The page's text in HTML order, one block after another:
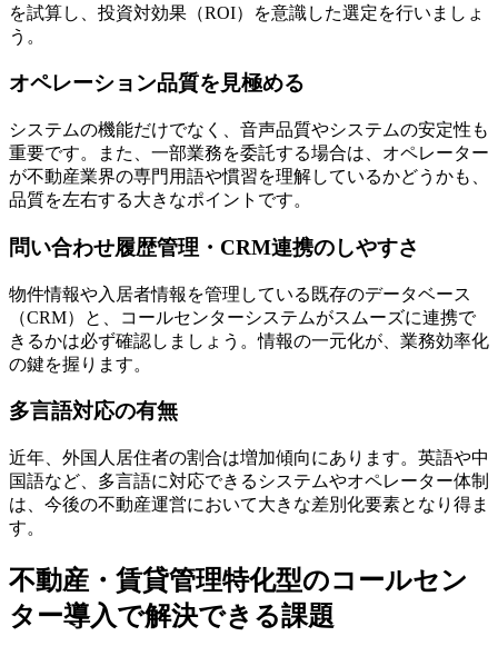
を試算し、投資対効果（ROI）を意識した選定を行いましょ
う。
オペレーション品質を見極める
システムの機能だけでなく、音声品質やシステムの安定性も
重要です。また、一部業務を委託する場合は、オペレーター
が不動産業界の専門用語や慣習を理解しているかどうかも、
品質を左右する大きなポイントです。
問い合わせ履歴管理・CRM連携のしやすさ
物件情報や入居者情報を管理している既存のデータベース
（CRM）と、コールセンターシステムがスムーズに連携で
きるかは必ず確認しましょう。情報の一元化が、業務効率化
の鍵を握ります。
多言語対応の有無
近年、外国人居住者の割合は増加傾向にあります。英語や中
国語など、多言語に対応できるシステムやオペレーター体制
は、今後の不動産運営において大きな差別化要素となり得ま
す。
不動産・賃貸管理特化型のコールセン
ター導入で解決できる課題